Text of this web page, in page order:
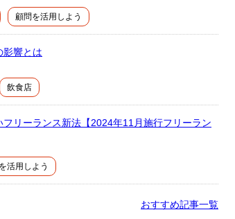
顧問を活用しよう
影響とは
飲食店
リーランス新法【2024年11月施行フリーラン
活用しよう
おすすめ記事一覧